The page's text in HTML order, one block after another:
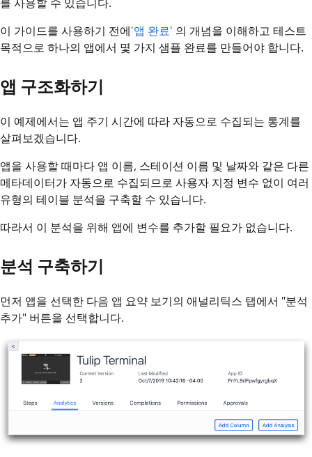
이 가이드를 사용하기 전에'앱 완료' 의 개념을 이해하고 테스트
목적으로 하나의 앱에서 몇 가지 샘플 완료를 만들어야 합니다.
앱 구조화하기
이 예제에서는 앱 주기 시간에 따라 자동으로 수집되는 통계를
살펴보겠습니다.
앱을 사용할 때마다 앱 이름, 스테이션 이름 및 날짜와 같은 다른
메타데이터가 자동으로 수집되므로 사용자 지정 변수 없이 여러
유형의 테이블 분석을 구축할 수 있습니다.
따라서 이 분석을 위해 앱에 변수를 추가할 필요가 없습니다.
분석 구축하기
먼저 앱을 선택한 다음 앱 요약 보기의 애널리틱스 탭에서 "분석
추가" 버튼을 선택합니다.